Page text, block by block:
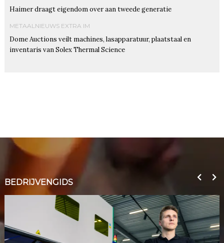
Haimer draagt eigendom over aan tweede generatie
METAALNIEUWS EXTRA IM
Dome Auctions veilt machines, lasapparatuur, plaatstaal en
inventaris van Solex Thermal Science
BEDRIJVENGIDS